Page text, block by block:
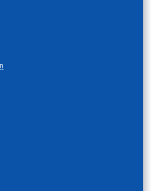
Einrichtungen